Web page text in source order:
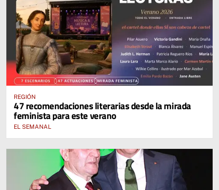
REGIÓN
47 recomendaciones literarias desde la mirada
feminista para este verano
EL SEMANAL